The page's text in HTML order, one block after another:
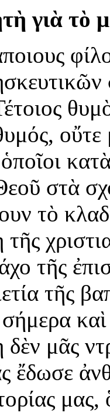
γιὰ τὸ
ὁποῖοι
στὰ
τὸ
τῆς
τῆς
δὲν μᾶς